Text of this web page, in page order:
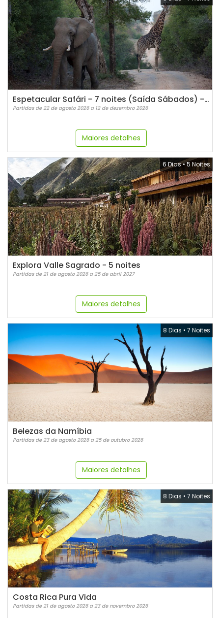
Espetacular Safári - 7 noites (Saída Sábados) - LATAM
Partidas de 22 de agosto 2026 a 12 de dezembro 2026
Maiores detalhes
6 Dias•5 Noites
Explora Valle Sagrado - 5 noites
Partidas de 21 de agosto 2026 a 25 de abril 2027
Maiores detalhes
8 Dias • 7 Noites
Belezas da Namíbia
Partidas de 23 de agosto 2026 a 25 de outubro 2026
Maiores detalhes
8 Dias • 7 Noites
Costa Rica Pura Vida
Partidas de 21 de agosto 2026 a 23 de novembro 2026